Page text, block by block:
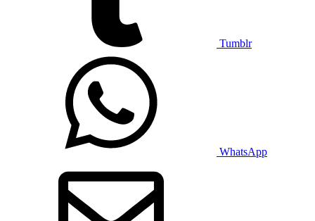
Tumblr
WhatsApp